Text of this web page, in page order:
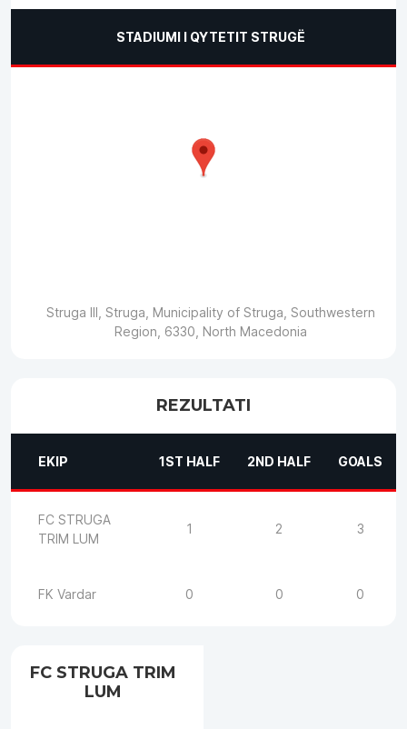
STADIUMI I QYTETIT STRUGË
Struga III, Struga, Municipality of Struga, Southwestern
Region, 6330, North Macedonia
REZULTATI
EKIP 1ST HALF 2ND HALF GOALS
FC STRUGA
TRIM LUM
1 2 3
FK Vardar 0 0 0
FC STRUGA TRIM
LUM